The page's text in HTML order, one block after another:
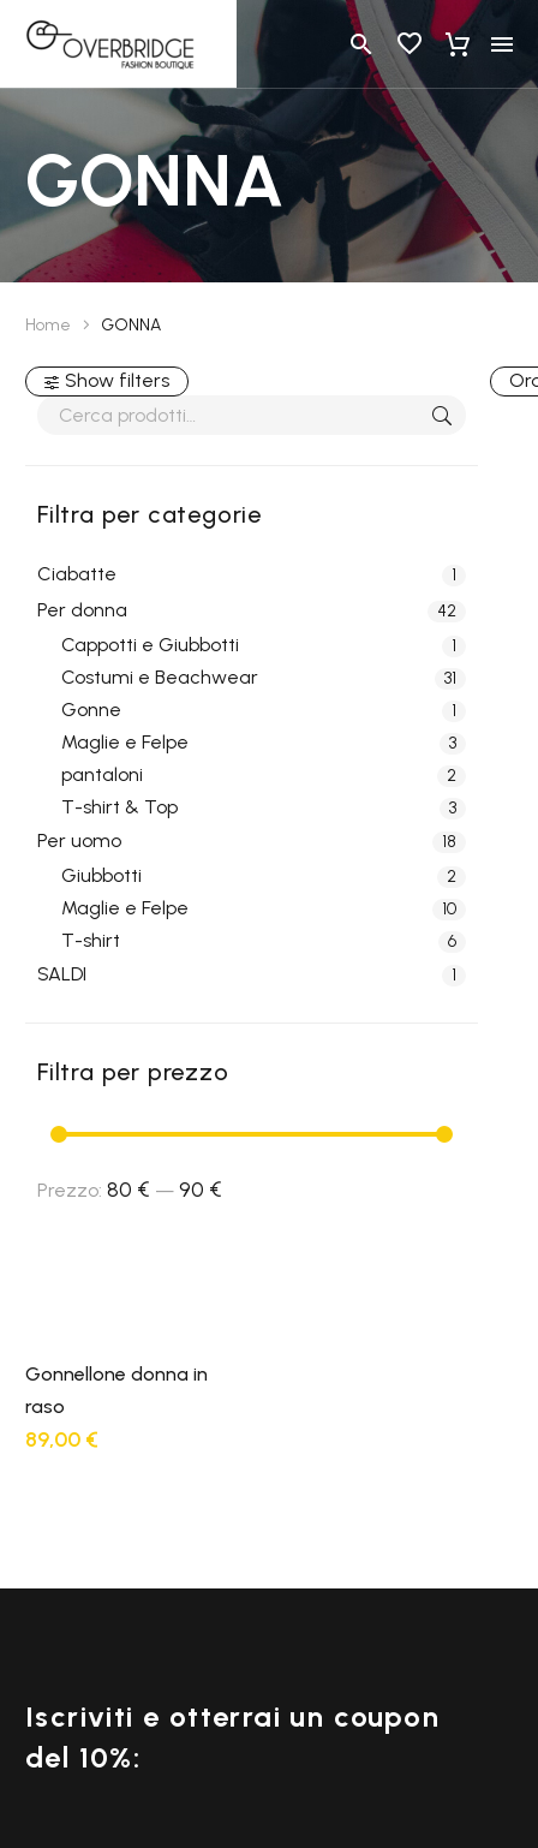
GONNA
Home GONNA
Show filters
Filtra per categorie
Ciabatte 1
Per donna 42
Cappotti e Giubbotti 1
Costumi e Beachwear 31
Gonne 1
Maglie e Felpe 3
pantaloni 2
T-shirt & Top 3
Per uomo 18
Giubbotti 2
Maglie e Felpe 10
T-shirt 6
SALDI 1
Filtra per prezzo
Prezzo
Prezzo
Prezzo: 80 € — 90 €
Gonnellone donna in
raso
89,00 €
Iscriviti e otterrai un coupon
del 10%: